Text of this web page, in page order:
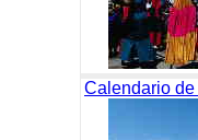
Calendario